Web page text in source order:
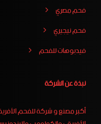
فحم مصري
فحم نيجيري
فيدبوهات للفحم
نبذة عن الشركة
أكبر مصنع و شركة للفحم